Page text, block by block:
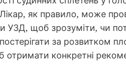
як правило, може
УЗД, щоб зрозуміти, чи
за розвитком
отримати конкретні